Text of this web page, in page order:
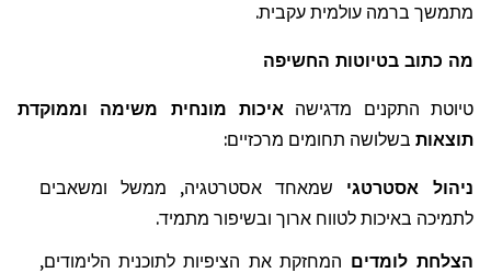
מתמשך ברמה עולמית עקבית.
מה כתוב בטיוטות החשיפה
טיוטת התקנים מדגישה איכות מונחית משימה וממוקדת
תוצאות בשלושה תחומים מרכזיים:
ניהול אסטרטגי שמאחד אסטרטגיה, ממשל ומשאבים
לתמיכה באיכות לטווח ארוך ובשיפור מתמיד.
הצלחת לומדים המחזקת את הציפיות לתוכנית הלימודים,